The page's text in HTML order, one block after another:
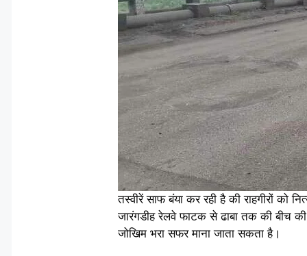
तस्वीरें साफ बंया कर रही है की राहगीरों को
जारंगडीह रेलवे फाटक से ढाबा तक की बीच
जोखिम भरा सफर माना जाता सकता है।